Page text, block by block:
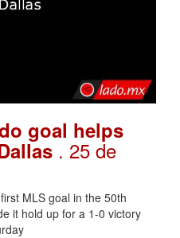
goal helps
. 25 de
MLS goal in the 50th
it hold up for a 1-0 victory